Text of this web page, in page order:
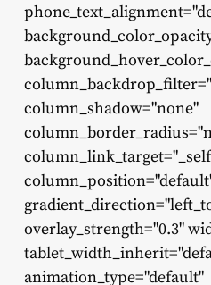
column_shadow="none"
overlay_strength="0.3"
animation_type="default"